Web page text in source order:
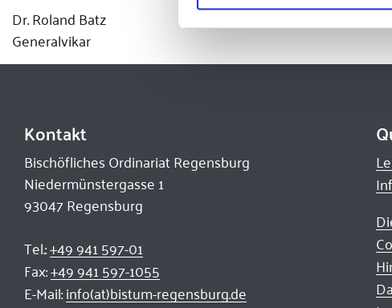
Dr. Roland Batz
Generalvikar
Kontakt
Bischöfliches Ordinariat Regensburg
Niedermünstergasse 1
93047 Regensburg
Tel.:+49 941 597-01
Fax:+49 941 597-1055
E-Mail:info(at)bistum-regensburg.de